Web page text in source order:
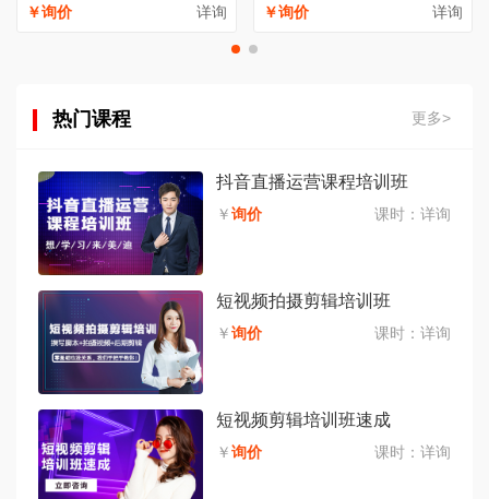
￥询价
详询
￥询价
详询
热门课程 更多>
抖音直播运营课程培训班
￥询价 课时： 详询
短视频拍摄剪辑培训班
￥询价 课时： 详询
短视频剪辑培训班速成
￥询价 课时： 详询